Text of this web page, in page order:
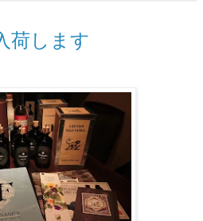
荷します